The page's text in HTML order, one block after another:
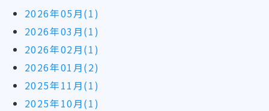
2026年05月(1)
2026年03月(1)
2026年02月(1)
2026年01月(2)
2025年11月(1)
2025年10月(1)